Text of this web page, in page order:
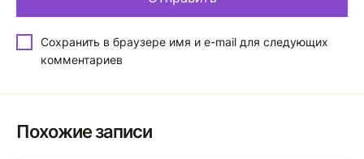
Сохранить в браузере имя и e-mail для следующих
комментариев
Похожие записи